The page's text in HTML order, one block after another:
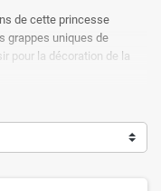
de cette princesse
grappes uniques de
pour la décoration de la
retour. Bien conservés,
sur plusieurs années sans